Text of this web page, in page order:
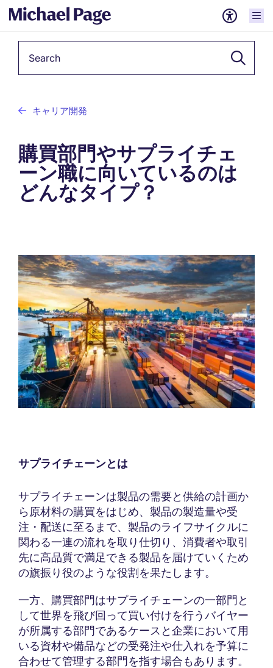
キャリア開発
購買部門やサプライチェ
ーン職に向いているのは
どんなタイプ？
サプライチェーンとは
サプライチェーンは製品の需要と供給の計画か
ら原材料の購買をはじめ、製品の製造量や受
注・配送に至るまで、製品のライフサイクルに
関わる一連の流れを取り仕切り、消費者や取引
先に高品質で満足できる製品を届けていくため
の旗振り役のような役割を果たします。
一方、購買部門はサプライチェーンの一部門と
して世界を飛び回って買い付けを行うバイヤー
が所属する部門であるケースと企業において用
いる資材や備品などの受発注や仕入れを予算に
合わせて管理する部門を指す場合もあります。